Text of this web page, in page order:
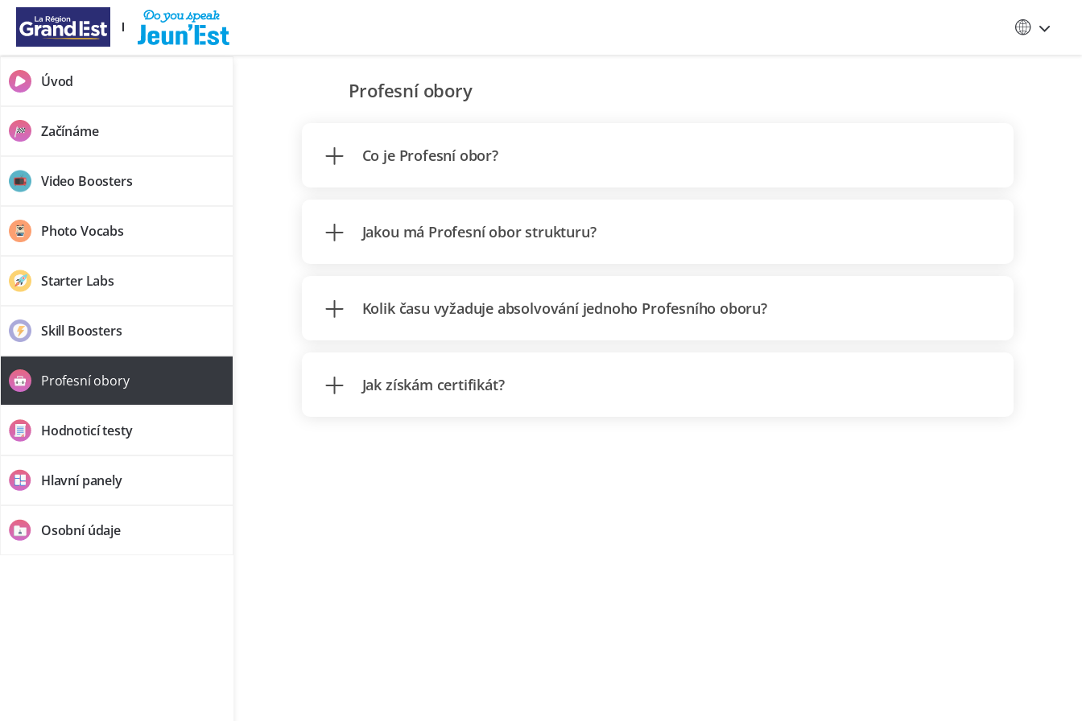
Přeskočit na hlavní obsah
Úvod
Začínáme
Video Boosters
Photo Vocabs
Starter Labs
Skill Boosters
Profesní obory
Hodnoticí testy
Hlavní panely
Osobní údaje
Profesní obory
Co je Profesní obor?
Jakou má Profesní obor strukturu?
Kolik času vyžaduje absolvování jednoho Profesního oboru?
Jak získám certifikát?